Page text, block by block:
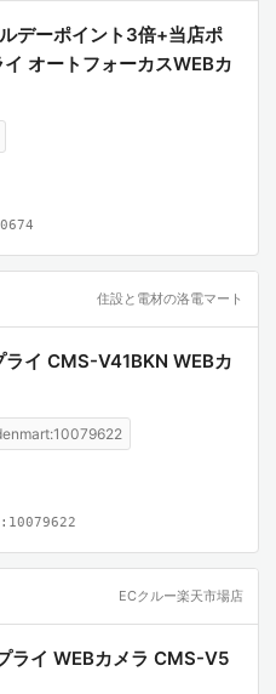
デーポイント3倍+当店ポ
オートフォーカスWEBカ
住設と電材の洛電マート
イ CMS-V41BKN WEBカ
ECクルー楽天市場店
ライ WEBカメラ CMS-V5